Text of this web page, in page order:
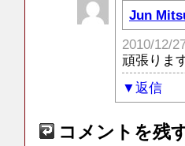
Jun
2010/12/
頑張りま
返信
コメントを残